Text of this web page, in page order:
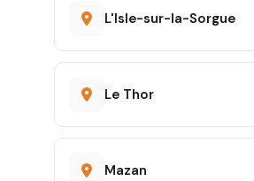
L'Isle-sur-la-Sorgue
Le Thor
Mazan